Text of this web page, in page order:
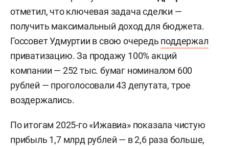
отметил, что ключевая задача сделки —
получить максимальный доход для бюджета.
Госсовет Удмуртии в свою очередь поддержал
приватизацию. За продажу 100% акций
компании — 252 тыс. бумаг номиналом 600
рублей — проголосовали 43 депутата, трое
воздержались.
По итогам 2025-го «Ижавиа» показала чистую
прибыль 1,7 млрд рублей — в 2,6 раза больше,